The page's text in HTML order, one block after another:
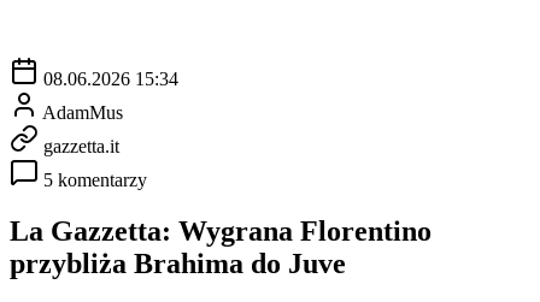
08.06.2026 15:34
AdamMus
gazzetta.it
5 komentarzy
La Gazzetta: Wygrana Florentino
przybliża Brahima do Juve